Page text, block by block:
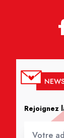
Rejoignez